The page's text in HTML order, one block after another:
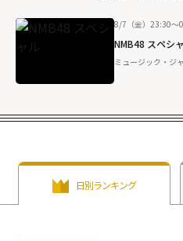
8/7（金）23:30～
NMB48 スペシ
ミュージック・ジ
日別ランキング